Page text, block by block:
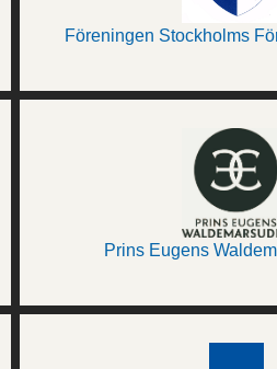
Föreningen Stockholms
Prins Eugens